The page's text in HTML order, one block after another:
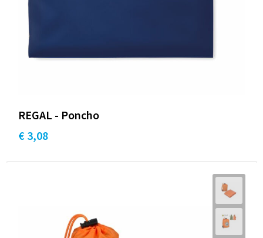
REGAL - Poncho
€ 3,08